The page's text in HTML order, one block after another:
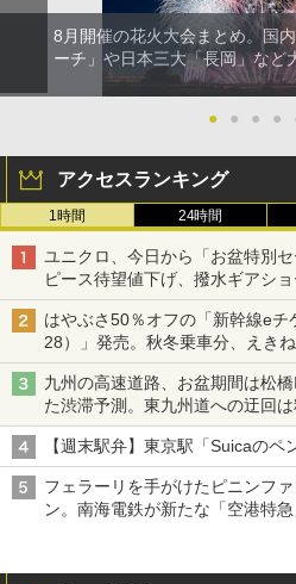
8月開催の花火大会まとめ。国
ーチ」や日本三大「長岡」など
● ● ● ●
アクセスランキング
1時間 24時間
ユニクロ、今日から「お盆特別
ピース待望値下げ、撥水ギアシ
はやぶさ50％オフの「新幹線e
28）」発売。秋冬乗車分、えき
九州の高速道路、お盆期間は松
た渋滞予測。東九州道への迂回
【週末駅弁】東京駅「Suicaのペ
フェラーリを手がけたピニンフ
ン。南海電鉄が新たな「空港特